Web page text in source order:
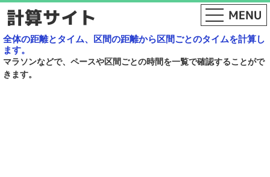
全体の距離とタイム、区間の距離から区間ごとのタイムを計算し
ます。
マラソンなどで、ペースや区間ごとの時間を一覧で確認することがで
きます。